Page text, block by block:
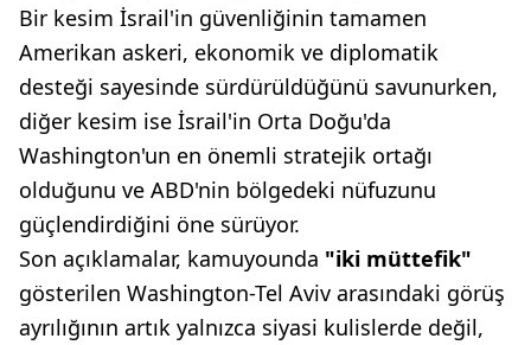
Bir kesim İsrail'in güvenliğinin tamamen
Amerikan askeri, ekonomik ve diplomatik
desteği sayesinde sürdürüldüğünü savunurken,
diğer kesim ise İsrail'in Orta Doğu'da
Washington'un en önemli stratejik ortağı
olduğunu ve ABD'nin bölgedeki nüfuzunu
güçlendirdiğini öne sürüyor.
Son açıklamalar, kamuyounda "iki müttefik"
gösterilen Washington-Tel Aviv arasındaki görüş
ayrılığının artık yalnızca siyasi kulislerde değil,